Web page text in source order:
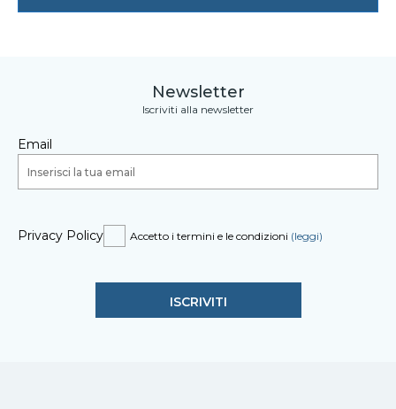
Newsletter
Iscriviti alla newsletter
Email
Privacy Policy Accetto i termini e le condizioni (leggi)